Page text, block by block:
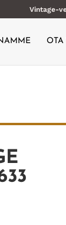
Vintage-
OTA